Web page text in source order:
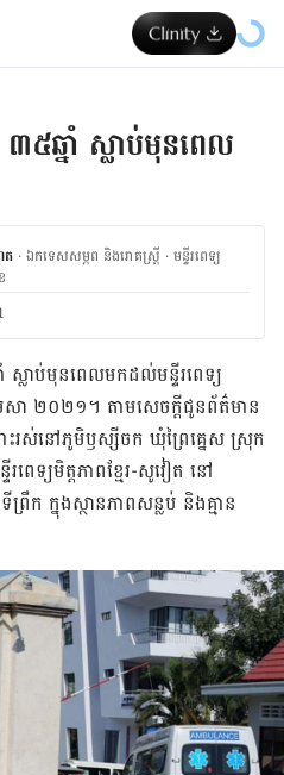
៥ឆ្នាំ ស្លាប់មុនពេល
ត ·ឯកទេសសម្ភព និងរោគស្ត្រី ·ម​ន្ទីរពេទ្យ
លាប់​មុន​ពេល​មក​ដល់​មន្ទីរពេទ្យ​
េសា ២០២១។ តាម​សេចក្តី​ជូន​ព័ត៌មាន
រស់នៅ​ភូមិឫស្សីចក ឃុំព្រៃគ្នេស ស្រុក​
ពេទ្យ​មិត្តភាពខ្មែរ-សូវៀត នៅ
ក ក្នុង​ស្ថានភាព​សន្លប់ និង​​គ្មាន​​